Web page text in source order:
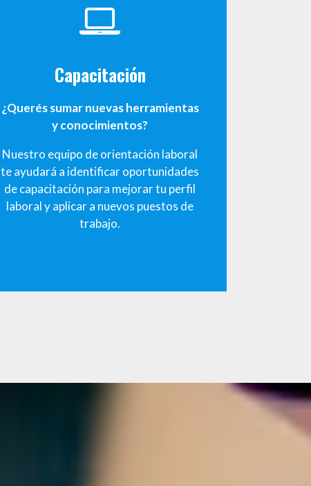
Capacitación
¿Querés sumar nuevas herramientas
y conocimientos?
Nuestro equipo de orientación laboral
te ayudará a identificar oportunidades
de capacitación para mejorar tu perfil
laboral y aplicar a nuevos puestos de
trabajo.